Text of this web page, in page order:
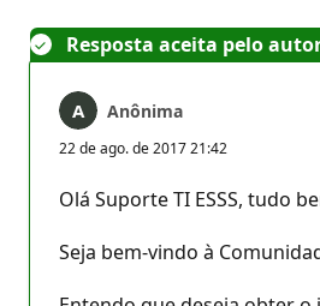
Resposta aceita pelo
Anônima
22 de ago. de 2017 21:42
Olá Suporte TI ESSS, tudo
Seja bem-vindo à